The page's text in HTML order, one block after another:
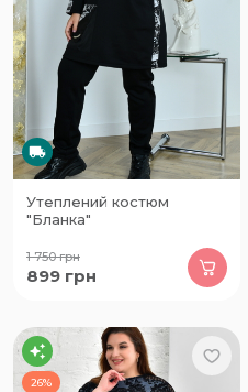
Утеплений костюм
"Бланка"
1 750грн
899 грн
26%